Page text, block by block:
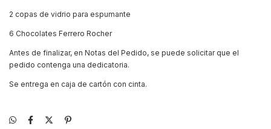
2 copas de vidrio para espumante
6 Chocolates Ferrero Rocher
Antes de finalizar, en Notas del Pedido, se puede solicitar que el
pedido contenga una dedicatoria.
Se entrega en caja de cartón con cinta.